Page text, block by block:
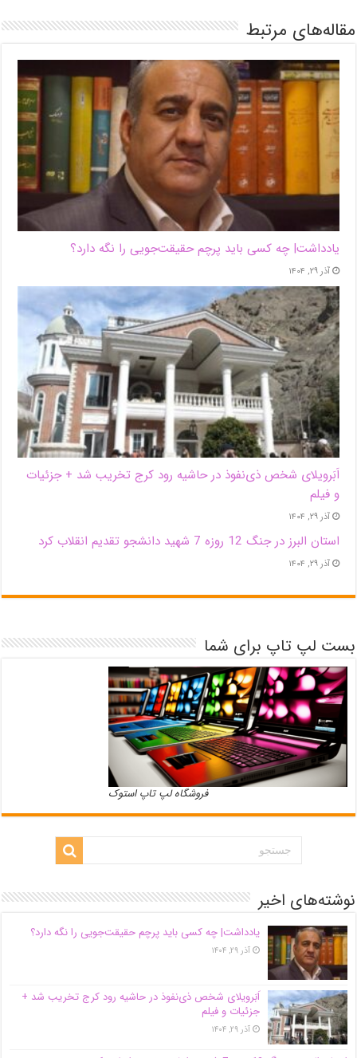
مقاله‌های مرتبط
یادداشت| ‌چه کسی باید پرچم حقیقت‌جویی را نگه دارد؟
آذر ۲۹, ۱۴۰۴
اَبَر‌ویلای شخص ذی‌نفوذ در حاشیه‌ رود کرج تخریب شد + جزئیات
و فیلم
آذر ۲۹, ۱۴۰۴
استان البرز در جنگ 12 روزه 7 شهید دانشجو تقدیم انقلاب کرد
آذر ۲۹, ۱۴۰۴
بست لپ تاپ برای شما
فروشگاه لپ تاپ استوک
نوشته‌های اخیر
یادداشت| ‌چه کسی باید پرچم حقیقت‌جویی را نگه دارد؟
آذر ۲۹, ۱۴۰۴
اَبَر‌ویلای شخص ذی‌نفوذ در حاشیه‌ رود کرج تخریب شد +
جزئیات و فیلم
آذر ۲۹, ۱۴۰۴